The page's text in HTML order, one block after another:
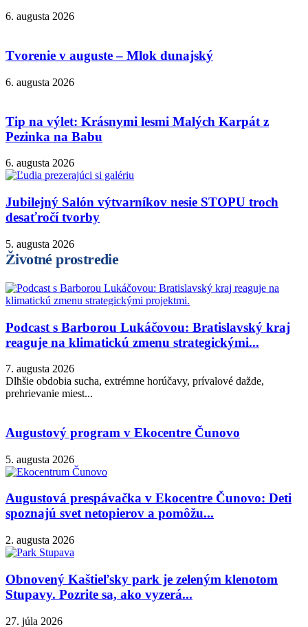
6. augusta 2026
Tvorenie v auguste – Mlok dunajský
6. augusta 2026
Tip na výlet: Krásnymi lesmi Malých Karpát z
Pezinka na Babu
6. augusta 2026
Jubilejný Salón výtvarníkov nesie STOPU troch
desaťročí tvorby
5. augusta 2026
Životné prostredie
Podcast s Barborou Lukáčovou: Bratislavský kraj
reaguje na klimatickú zmenu strategickými...
7. augusta 2026
Dlhšie obdobia sucha, extrémne horúčavy, prívalové dažde,
prehrievanie miest...
Augustový program v Ekocentre Čunovo
5. augusta 2026
Augustová prespávačka v Ekocentre Čunovo: Deti
spoznajú svet netopierov a pomôžu...
2. augusta 2026
Obnovený Kaštieľsky park je zeleným klenotom
Stupavy. Pozrite sa, ako vyzerá...
27. júla 2026